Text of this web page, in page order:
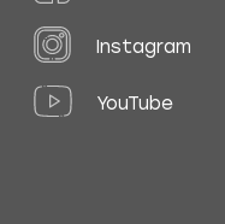
Instagram
YouTube